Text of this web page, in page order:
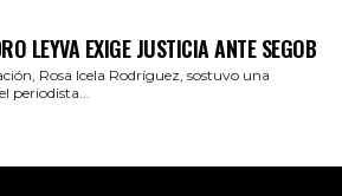
LEYVA EXIGE JUSTICIA ANTE SEGOB
Rosa Icela Rodríguez, sostuvo una
periodista...